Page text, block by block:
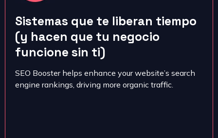
Sistemas que te liberan tiempo
(y hacen que tu negocio
funcione sin ti)
SEO Booster helps enhance your website’s search
engine rankings, driving more organic traffic.